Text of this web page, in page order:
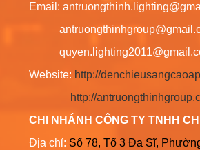
Email:
Website: http://
http://
CHI NHÁNH CÔNG TY TNHH
Địa chỉ: Số 78, Tổ 3 Đa Sĩ,